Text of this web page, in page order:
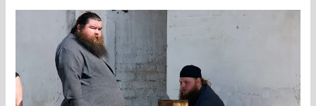
MEEDIAVALVUR:
aina
tugevneb